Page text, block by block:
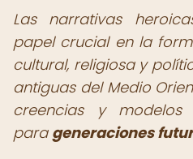
Las narrativas
papel crucial en la
cultural, religiosa y
antiguas del Medio
creencias y modelos
para generaciones